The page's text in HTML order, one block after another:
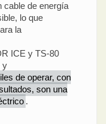
cable de energía
lo que
la
ICE y TS-80
y
de operar, con
son una
.